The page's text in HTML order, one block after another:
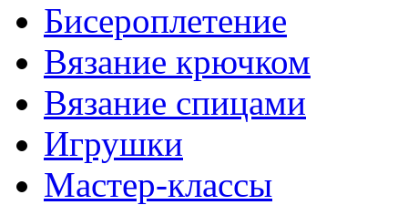
Бисероплетение
Вязание крючком
Вязание спицами
Игрушки
Мастер-классы